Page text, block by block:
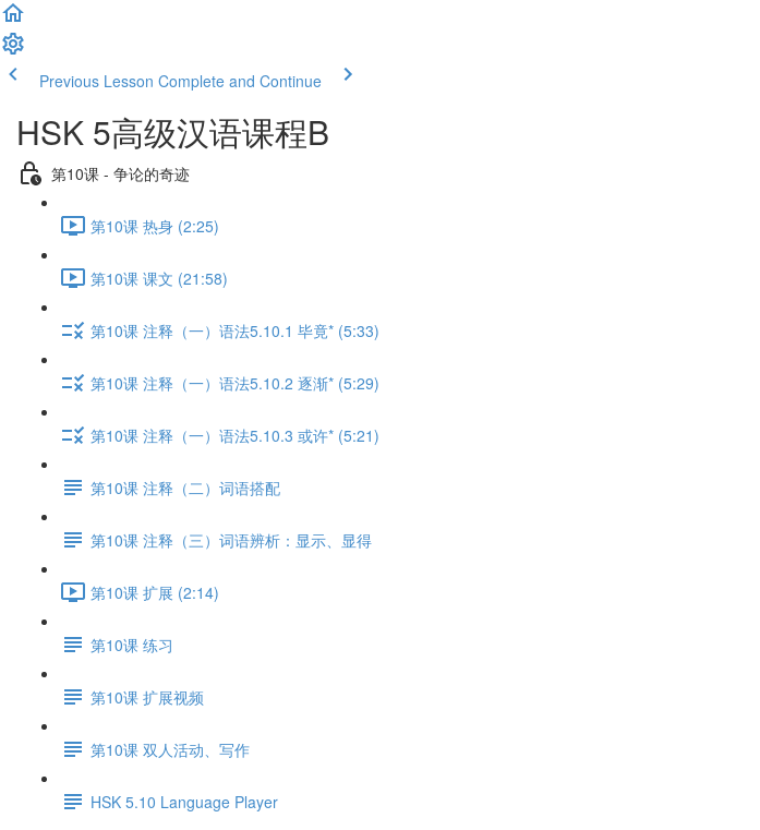
Previous Lesson Complete and Continue
HSK 5高级汉语课程B
第10课 - 争论的奇迹
第10课 热身 (2:25)
第10课 课文 (21:58)
第10课 注释（一）语法5.10.1 毕竟* (5:33)
第10课 注释（一）语法5.10.2 逐渐* (5:29)
第10课 注释（一）语法5.10.3 或许* (5:21)
第10课 注释（二）词语搭配
第10课 注释（三）词语辨析：显示、显得
第10课 扩展 (2:14)
第10课 练习
第10课 扩展视频
第10课 双人活动、写作
HSK 5.10 Language Player